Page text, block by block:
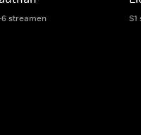
6 streamen